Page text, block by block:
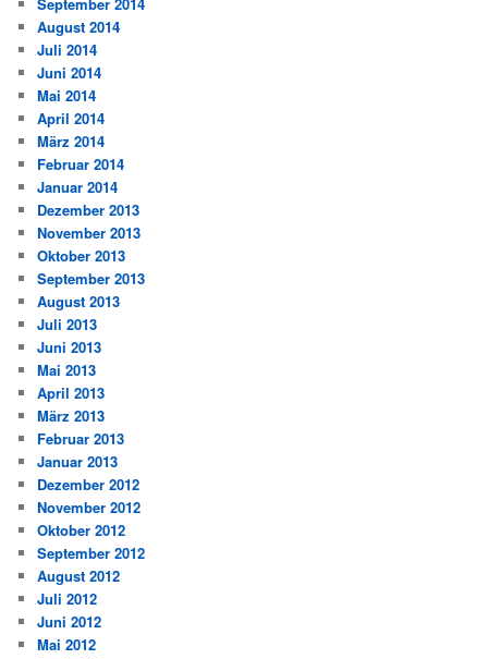
August 2014
Juli 2014
Juni 2014
Mai 2014
April 2014
März 2014
Februar 2014
Januar 2014
Dezember 2013
November 2013
Oktober 2013
September 2013
August 2013
Juli 2013
Juni 2013
Mai 2013
April 2013
März 2013
Februar 2013
Januar 2013
Dezember 2012
November 2012
Oktober 2012
September 2012
August 2012
Juli 2012
Juni 2012
Mai 2012